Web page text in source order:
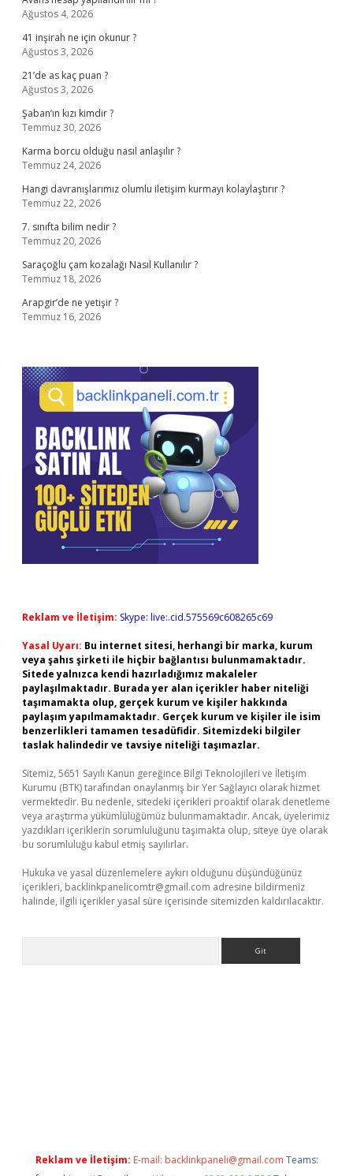
Ağustos 4, 2026
41 inşirah ne için okunur ?
Ağustos 3, 2026
21’de as kaç puan ?
Ağustos 3, 2026
Şaban’ın kızı kimdir ?
Temmuz 30, 2026
Karma borcu olduğu nasıl anlaşılır ?
Temmuz 24, 2026
Hangi davranışlarımız olumlu iletişim kurmayı kolaylaştırır ?
Temmuz 22, 2026
7. sınıfta bilim nedir ?
Temmuz 20, 2026
Saraçoğlu çam kozalağı Nasıl Kullanılır ?
Temmuz 18, 2026
Arapgir’de ne yetişir ?
Temmuz 16, 2026
Reklam ve İletişim: Skype: live:.cid.575569c608265c69
Yasal Uyarı: Bu internet sitesi, herhangi bir marka, kurum
veya şahıs şirketi ile hiçbir bağlantısı bulunmamaktadır.
Sitede yalnızca kendi hazırladığımız makaleler
paylaşılmaktadır. Burada yer alan içerikler haber niteliği
taşımamakta olup, gerçek kurum ve kişiler hakkında
paylaşım yapılmamaktadır. Gerçek kurum ve kişiler ile isim
benzerlikleri tamamen tesadüfidir. Sitemizdeki bilgiler
taslak halindedir ve tavsiye niteliği taşımazlar.
Sitemiz, 5651 Sayılı Kanun gereğince Bilgi Teknolojileri ve İletişim
Kurumu (BTK) tarafından onaylanmış bir Yer Sağlayıcı olarak hizmet
vermektedir. Bu nedenle, sitedeki içerikleri proaktif olarak denetleme
veya araştırma yükümlülüğümüz bulunmamaktadır. Ancak, üyelerimiz
yazdıkları içeriklerin sorumluluğunu taşımakta olup, siteye üye olarak
bu sorumluluğu kabul etmiş sayılırlar.
Hukuka ve yasal düzenlemelere aykırı olduğunu düşündüğünüz
içerikleri, backlinkpanelicomtr@gmail.com adresine bildirmeniz
halinde, ilgili içerikler yasal süre içerisinde sitemizden kaldırılacaktır.
Reklam ve İletişim: E-mail: backlinkpaneli@gmail.com Teams: